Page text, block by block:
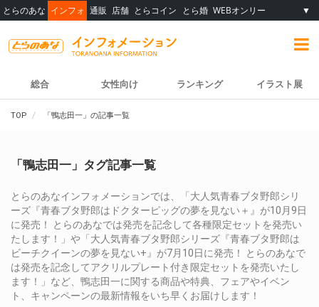
とらのあな インフォ 通販 店舗 とらコイン とら婚 WEBオンリー ▼
総合 女性向け ランキング イラスト展
TOP 「鴨志田一」の記事一覧
「鴨志田一」タグ記事一覧
とらのあなインフォメーションでは、「大人気青春ブタ野郎シリ
ーズ『青春ブタ野郎はドクターピッグの夢を見ない＋』が10月9日
に発売！ とらのあなでは発売を記念して各種限定セットを発売い
たします！」や「大人気青春ブタ野郎シリーズ『青春ブタ野郎は
ビーチクイーンの夢を見ない+』が7月10日に発売！ とらのあなで
は発売を記念してアクリルプレート付き限定セットを発売いたし
ます！」など、鴨志田一に関する商品や特典、フェアやイベン
ト、キャンペーンの最新情報をいち早くお届けします！